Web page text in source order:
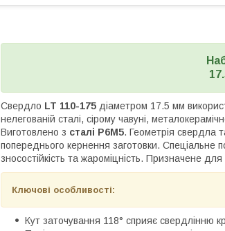
Свердло LT 110-175 діаметром 17.5 мм
нелегованій сталі, сірому чавуні,
Виготовлено з сталі P6M5. Геометрія свердла
попереднього кернення заготовки. Спеціальне
зносостійкість та жароміцність. Призначене
Ключові особливості:
Кут заточування 118° сприяє свердлінню